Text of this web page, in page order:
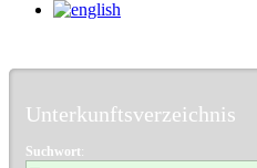
Unterkunftsverzeichnis
Suchwort: